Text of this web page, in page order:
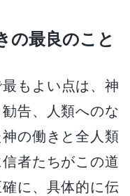
の最良のこと
もよい点は、神
告、人類へのな
の働きと全人類
者たちがこの道
に、具体的に伝